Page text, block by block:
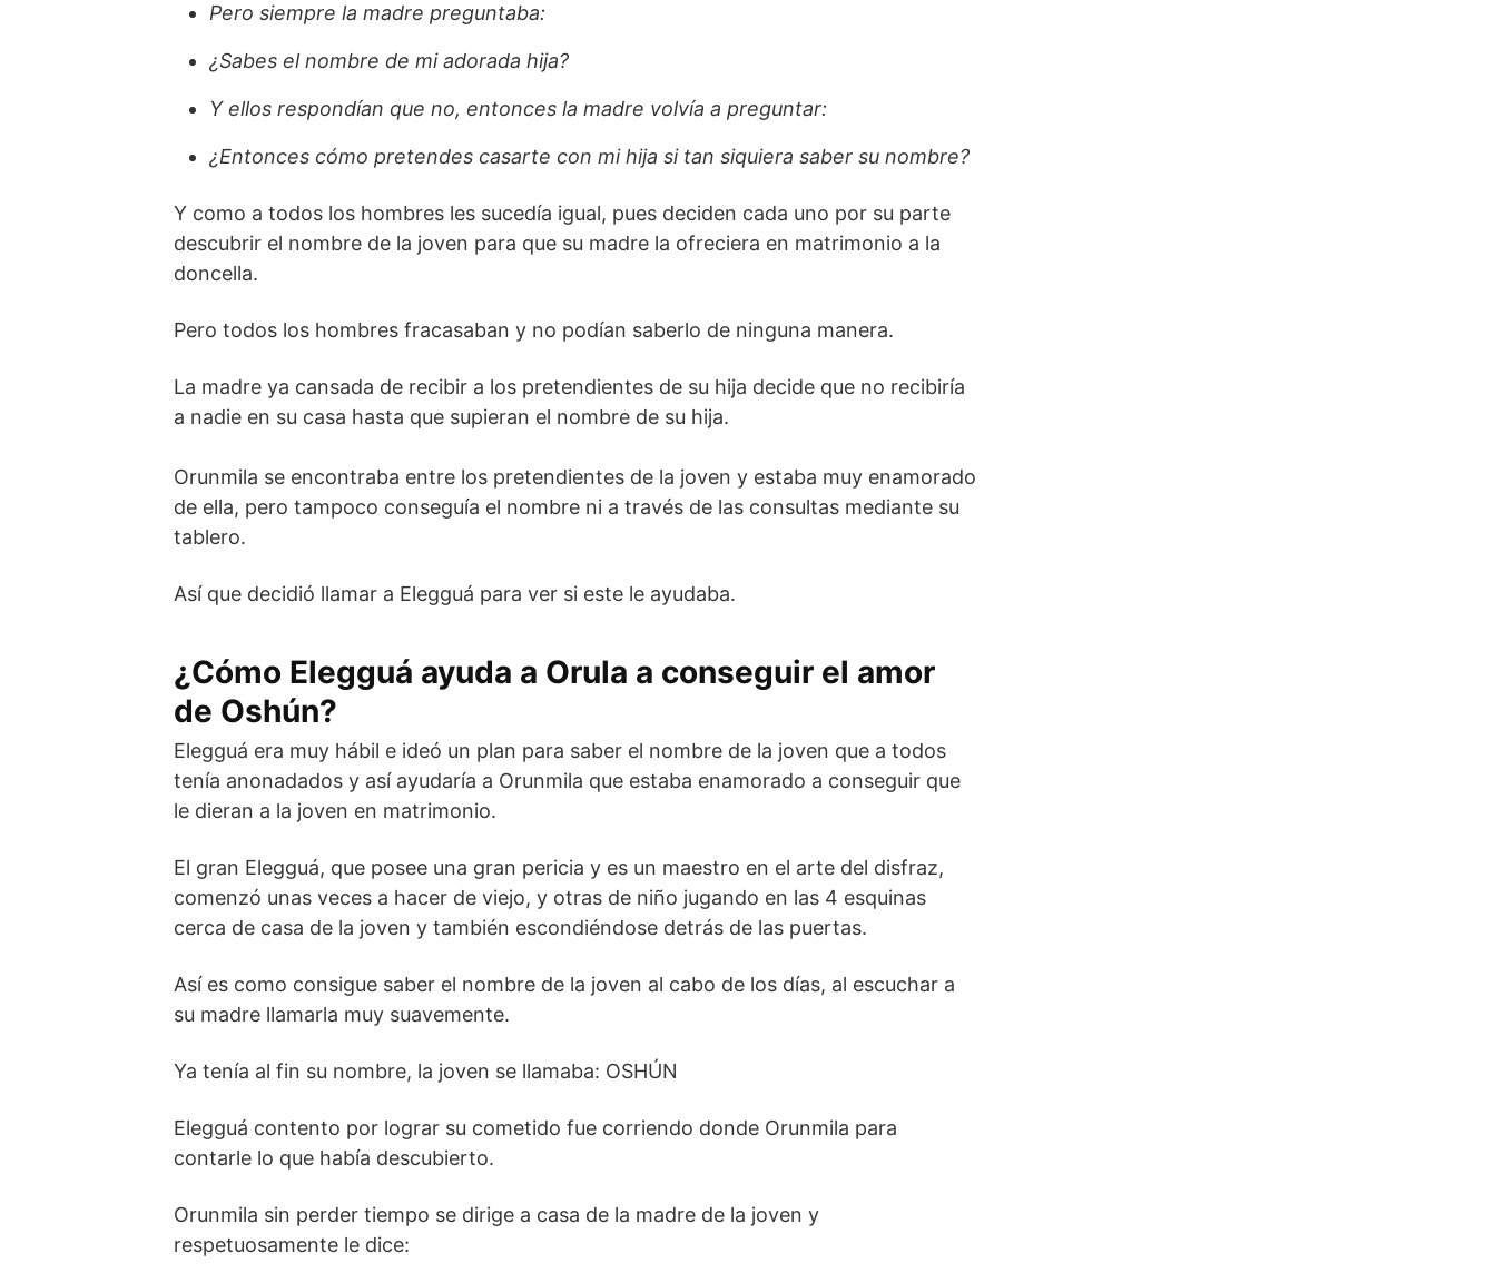
Pero siempre la madre preguntaba:
¿Sabes el nombre de mi adorada hija?
Y ellos respondían que no, entonces la madre volvía a preguntar:
¿Entonces cómo pretendes casarte con mi hija si tan siquiera saber su nombre?
Y como a todos los hombres les sucedía igual, pues deciden cada uno por su parte
descubrir el nombre de la joven para que su madre la ofreciera en matrimonio a la
doncella.
Pero todos los hombres fracasaban y no podían saberlo de ninguna manera.
La madre ya cansada de recibir a los pretendientes de su hija decide que no recibiría
a nadie en su casa hasta que supieran el nombre de su hija.
Orunmila se encontraba entre los pretendientes de la joven y estaba muy enamorado
de ella, pero tampoco conseguía el nombre ni a través de las consultas mediante su
tablero.
Así que decidió llamar a Elegguá para ver si este le ayudaba.
¿Cómo Elegguá ayuda a Orula a conseguir el amor
de Oshún?
Elegguá era muy hábil e ideó un plan para saber el nombre de la joven que a todos
tenía anonadados y así ayudaría a Orunmila que estaba enamorado a conseguir que
le dieran a la joven en matrimonio.
El gran Elegguá, que posee una gran pericia y es un maestro en el arte del disfraz,
comenzó unas veces a hacer de viejo, y otras de niño jugando en las 4 esquinas
cerca de casa de la joven y también escondiéndose detrás de las puertas.
Así es como consigue saber el nombre de la joven al cabo de los días, al escuchar a
su madre llamarla muy suavemente.
Ya tenía al fin su nombre, la joven se llamaba: OSHÚN
Elegguá contento por lograr su cometido fue corriendo donde Orunmila para
contarle lo que había descubierto.
Orunmila sin perder tiempo se dirige a casa de la madre de la joven y
respetuosamente le dice: